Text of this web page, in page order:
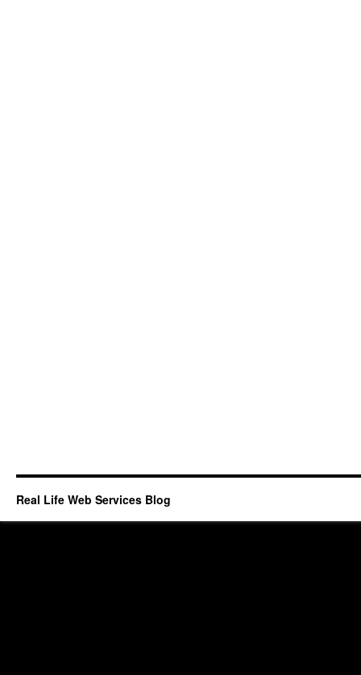
Real Life Web Services Blog